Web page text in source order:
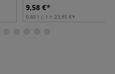
9,58 €
0,40 l | 1 l: 23,95 €